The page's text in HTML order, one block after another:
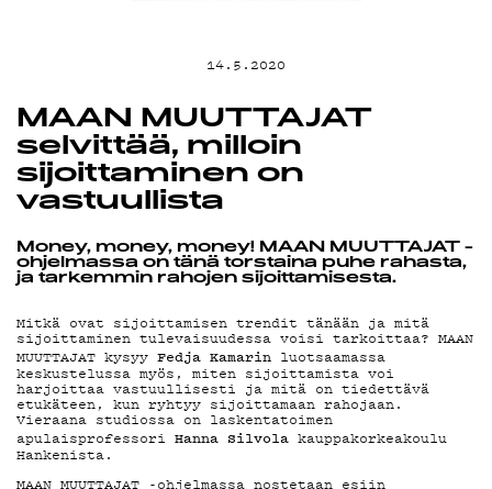
TEKIJÄT
ON-DEMAND
PODCAST
MAINOSTA
14.5.2020
MAAN MUUTTAJAT
selvittää, milloin
sijoittaminen on
vastuullista
Money, money, money! MAAN MUUTTAJAT -
ohjelmassa on tänä torstaina puhe rahasta,
ja tarkemmin rahojen sijoittamisesta.
Mitkä ovat sijoittamisen trendit tänään ja mitä
sijoittaminen tulevaisuudessa voisi tarkoittaa? MAAN
MUUTTAJAT kysyy Fedja Kamarin luotsaamassa
keskustelussa myös, miten sijoittamista voi
harjoittaa vastuullisesti ja mitä on tiedettävä
etukäteen, kun ryhtyy sijoittamaan rahojaan.
Vieraana studiossa on laskentatoimen
apulaisprofessori Hanna Silvola kauppakorkeakoulu
Hankenista.
MAAN MUUTTAJAT -ohjelmassa nostetaan esiin